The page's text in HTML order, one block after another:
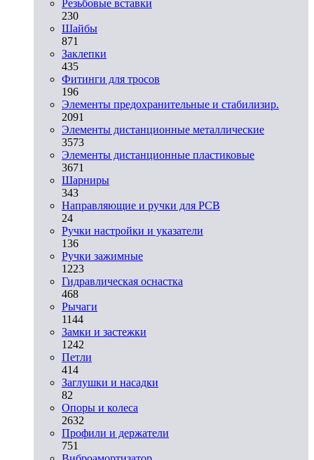
Резьбовые вставки
230
Шайбы
871
Заклепки
435
Фитинги для тросов
196
Элементы предохранительные и стабилизир.
2091
Элементы дистанционные металлические
3573
Элементы дистанционные пластиковые
3671
Шарниры
343
Направляющие и ручки для PCB
24
Ручки настройки и указатели
136
Ручки зажимные
1223
Гидравлическая оснастка
468
Рычаги
1144
Замки и застежки
1242
Петли
414
Заглушки и насадки
82
Опоры и колеса
2632
Профили и держатели
751